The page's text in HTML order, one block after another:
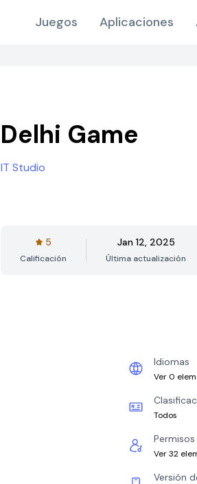
Juegos Aplicaciones
Delhi Game
IT Studio
5
Calificación
Jan 12, 2025
Última actualización
Idiomas
Ver 0
Todos
Permisos
Ver 32
Versión